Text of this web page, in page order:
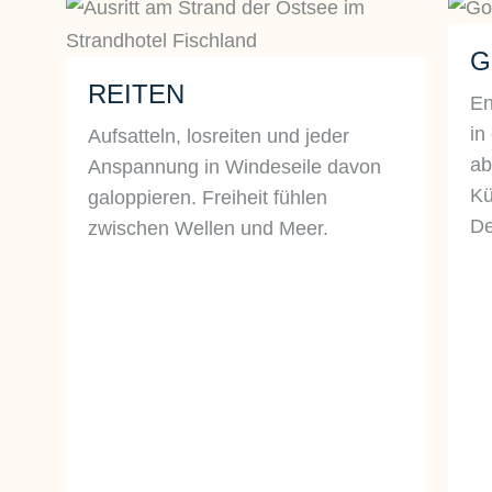
REITEN
Aufsatteln, losreiten und jeder
Anspannung in Windeseile davon
galoppieren. Freiheit fühlen
zwischen Wellen und Meer.
in